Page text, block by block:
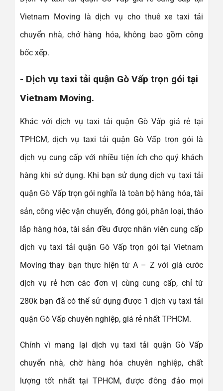
Vietnam Moving là dịch vụ cho thuê xe taxi tải
chuyển nhà, chở hàng hóa, không bao gồm công
bốc xếp.
- Dịch vụ taxi tải quận Gò Vấp trọn gói tại
Vietnam Moving.
Khác với dịch vụ taxi tải quận Gò Vấp giá rẻ tại
TPHCM, dịch vụ taxi tải quận Gò Vấp trọn gói là
dịch vụ cung cấp với nhiều tiện ích cho quý khách
hàng khi sử dụng. Khi bạn sử dụng dịch vụ taxi tải
quận Gò Vấp trọn gói nghĩa là toàn bộ hàng hóa, tài
sản, công việc vận chuyển, đóng gói, phân loại, tháo
lắp hàng hóa, tài sản đều được nhân viên cung cấp
dịch vụ taxi tải quận Gò Vấp trọn gói tại Vietnam
Moving thay bạn thực hiện từ A – Z với giá cước
dịch vụ rẻ hơn các đơn vị cùng cung cấp, chỉ từ
280k bạn đã có thể sử dụng được 1 dịch vụ taxi tải
quận Gò Vấp chuyên nghiệp, giá rẻ nhất TPHCM.
Chính vì mang lại dịch vụ taxi tải quận Gò Vấp
chuyển nhà, chờ hàng hóa chuyên nghiệp, chất
lượng tốt nhất tại TPHCM, được đông đảo mọi